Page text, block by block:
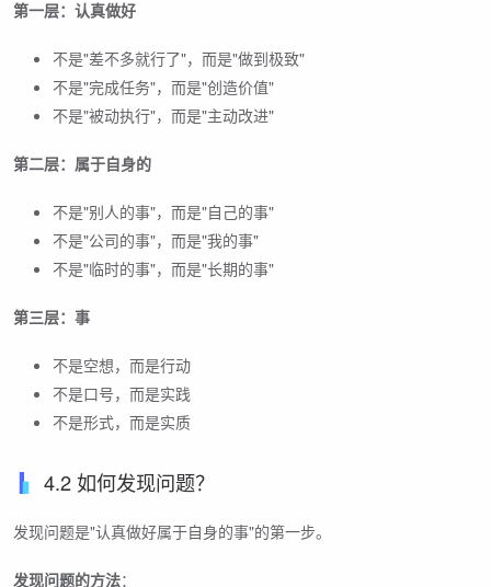
第一层：认真做好
不是"差不多就行了"，而是"做到极致"
不是"完成任务"，而是"创造价值"
不是"被动执行"，而是"主动改进"
第二层：属于自身的
不是"别人的事"，而是"自己的事"
不是"公司的事"，而是"我的事"
不是"临时的事"，而是"长期的事"
第三层：事
不是空想，而是行动
不是口号，而是实践
不是形式，而是实质
4.2 如何发现问题？
发现问题是"认真做好属于自身的事"的第一步。
发现问题的方法：